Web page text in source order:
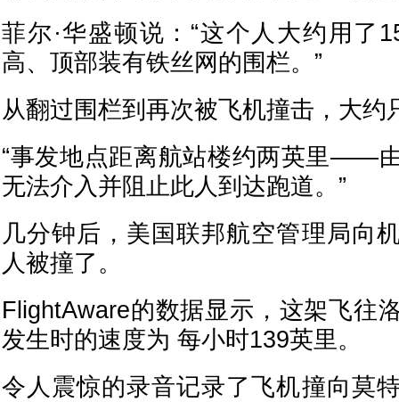
菲尔·华盛顿说：“这个人大约用了
高、顶部装有铁丝网的围栏。”
从翻过围栏到再次被飞机撞击，大
“事发地点距离航站楼约两英里——
无法介入并阻止此人到达跑道。”
几分钟后，美国联邦航空管理局向
人被撞了。
FlightAware的数据显示，这架飞往
发生时的速度为 每小时139英里。
令人震惊的录音记录了飞机撞向莫